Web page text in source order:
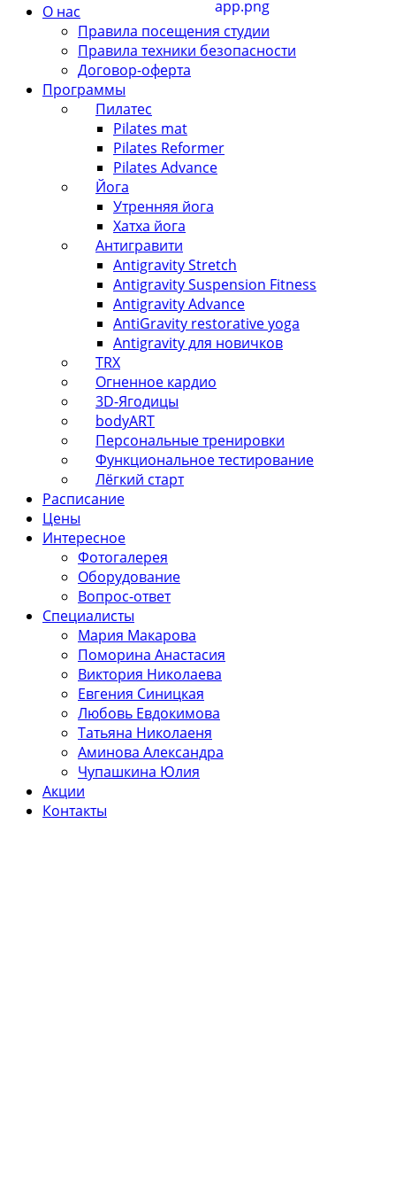
О нас
Правила посещения студии
Правила техники безопасности
Договор-оферта
Программы
Пилатес
Pilates mat
Pilates Reformer
Pilates Advance
Йога
Утренняя йога
Хатха йога
Антигравити
Antigravity Stretch
Antigravity Suspension Fitness
Antigravity Advance
AntiGravity restorative yoga
Antigravity для новичков
TRX
Огненное кардио
3D-Ягодицы
bodyART
Персональные тренировки
Функциональное тестирование
Лёгкий старт
Расписание
Цены
Интересное
Фотогалерея
Оборудование
Вопрос-ответ
Специалисты
Мария Макарова
Поморина Анастасия
Виктория Николаева
Евгения Синицкая
Любовь Евдокимова
Татьяна Николаеня
Аминова Александра
Чупашкина Юлия
Акции
Контакты